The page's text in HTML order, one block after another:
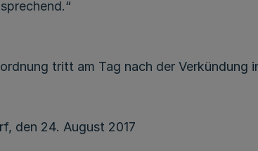
tritt am Tag nach der Verkündung
den 24. August 2017